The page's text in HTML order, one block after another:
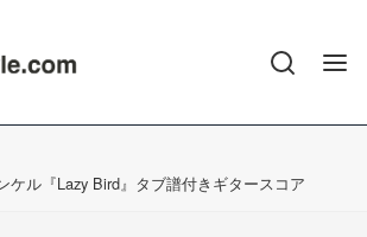
ケル『Lazy Bird』タブ譜付きギタースコア